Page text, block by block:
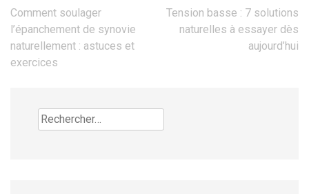
Navigation
de
l’article
Comment soulager
l’épanchement de synovie
naturellement : astuces et
exercices
Tension basse : 7 solutions
naturelles à essayer dès
aujourd’hui
Rechercher :